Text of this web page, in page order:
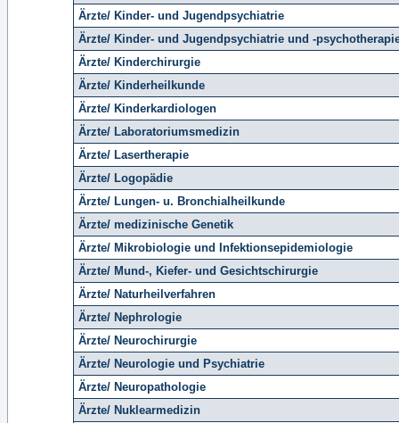
Ärzte/ Kinder- und Jugendpsychiatrie
Ärzte/ Kinder- und Jugendpsychiatrie und -
Ärzte/ Kinderchirurgie
Ärzte/ Kinderheilkunde
Ärzte/ Kinderkardiologen
Ärzte/ Laboratoriumsmedizin
Ärzte/ Lasertherapie
Ärzte/ Logopädie
Ärzte/ Lungen- u. Bronchialheilkunde
Ärzte/ medizinische Genetik
Ärzte/ Mikrobiologie und Infektionsepidemiologie
Ärzte/ Mund-, Kiefer- und Gesichtschirurgie
Ärzte/ Naturheilverfahren
Ärzte/ Nephrologie
Ärzte/ Neurochirurgie
Ärzte/ Neurologie und Psychiatrie
Ärzte/ Neuropathologie
Ärzte/ Nuklearmedizin